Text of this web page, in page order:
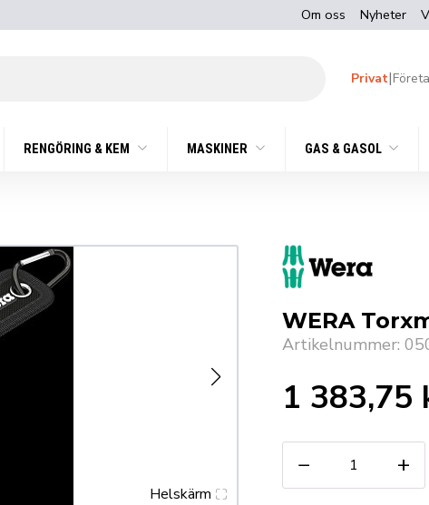
Om oss Nyheter
Privat|
RENGÖRING & KEM MASKINER GAS & GASOL
Helskärm
WERA
Artikelnummer:
1 383,75
−
Torxmatta
HF
+